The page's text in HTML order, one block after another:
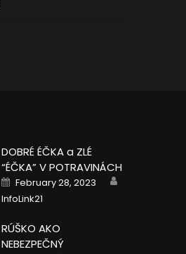
DOBRÉ ÉČKA a ZLÉ
“ÉČKA” V POTRAVINÁCH
Posted
on
February 28, 2023
InfoLink21
RÚŠKO AKO
NEBEZPEČNÝ